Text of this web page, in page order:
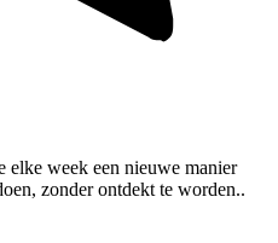
elke week een nieuwe manier
zonder ontdekt te worden..